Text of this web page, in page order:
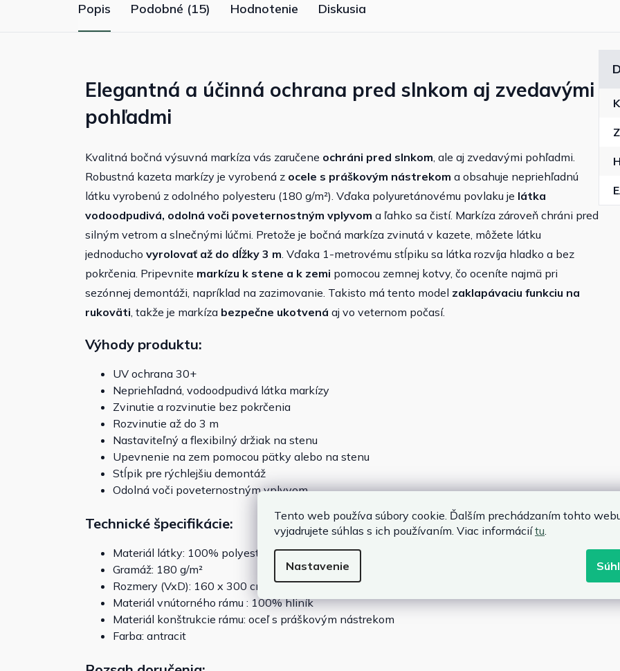
Tento web používa súbory cookie. Ďalším prechádzaním tohto
vyjadrujete súhlas s ich používaním. Viac informáciítu
Nastavenie
Popis Podobné (15) Hodnotenie Diskusia
Elegantná a účinná ochrana pred slnkom aj zvedavými
pohľadmi
Kvalitná bočná výsuvná markíza vás zaručene ochráni pred slnkom, ale aj zvedavými pohľadmi.
Robustná kazeta markízy je vyrobená z ocele s práškovým nástrekom a obsahuje nepriehľadnú
látku vyrobenú z odolného polyesteru (180 g/m²). Vďaka polyuretánovému povlaku je látka
vodoodpudivá, odolná voči poveternostným vplyvom a ľahko sa čistí. Markíza zároveň chráni pred
silným vetrom a slnečnými lúčmi. Pretože je bočná markíza zvinutá v kazete, môžete látku
jednoducho vyrolovať až do dĺžky 3 m. Vďaka 1-metrovému stĺpiku sa látka rozvíja hladko a bez
pokrčenia. Pripevnite markízu k stene a k zemi pomocou zemnej kotvy, čo oceníte najmä pri
sezónnej demontáži, napríklad na zazimovanie. Takisto má tento model zaklapávaciu funkciu na
rukoväti, takže je markíza bezpečne ukotvená aj vo veternom počasí.
Výhody produktu:
UV ochrana 30+
Nepriehľadná, vodoodpudivá látka markízy
Zvinutie a rozvinutie bez pokrčenia
Rozvinutie až do 3 m
Nastaviteľný a flexibilný držiak na stenu
Upevnenie na zem pomocou pätky alebo na stenu
Stĺpik pre rýchlejšiu demontáž
Odolná voči poveternostným vplyvom
Technické špecifikácie:
Materiál látky: 100% polyester
Gramáž: 180 g/m²
Rozmery (VxD): 160 x 300 cm
Materiál vnútorného rámu : 100% hliník
Materiál konštrukcie rámu: oceľ s práškovým nástrekom
Farba: antracit